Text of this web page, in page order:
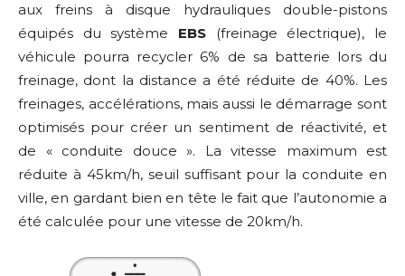
aux freins à disque hydrauliques double-pistons
équipés du système EBS (freinage électrique), le
véhicule pourra recycler 6% de sa batterie lors du
freinage, dont la distance a été réduite de 40%. Les
freinages, accélérations, mais aussi le démarrage sont
optimisés pour créer un sentiment de réactivité, et
de « conduite douce ». La vitesse maximum est
réduite à 45km/h, seuil suffisant pour la conduite en
ville, en gardant bien en tête le fait que l’autonomie a
été calculée pour une vitesse de 20km/h.